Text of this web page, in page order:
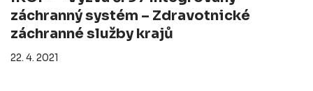
záchranný systém – Zdravotnické
záchranné služby krajů
22. 4. 2021